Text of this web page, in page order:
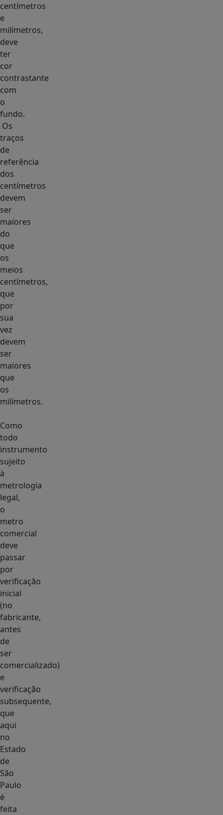
centímetros
e
milímetros,
deve
ter
cor
contrastante
com
o
fundo.
Os
traços
de
referência
dos
centímetros
devem
ser
maiores
do
que
os
meios
centímetros,
que
por
sua
vez
devem
ser
maiores
que
os
milímetros.
Como
todo
instrumento
sujeito
à
metrologia
legal,
o
metro
comercial
deve
passar
por
verificação
inicial
(no
fabricante,
antes
de
ser
comercializado)
e
verificação
subsequente,
que
aqui
no
Estado
de
São
Paulo
é
feita